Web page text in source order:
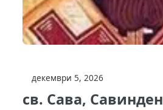
декември 5, 2026
св. Сава, Савинден